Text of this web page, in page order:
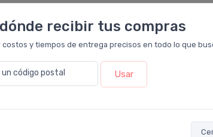
recibir tus compras
costos y tiempos de entrega precisos en todo lo que
un código postal Usar